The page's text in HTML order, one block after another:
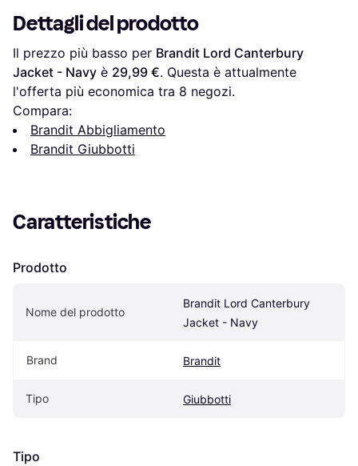
Dettagli del prodotto
Il prezzo più basso per Brandit Lord Canterbury
Jacket - Navy è 29,99 €. Questa è attualmente
l'offerta più economica tra 8 negozi.
Compara:
Brandit Abbigliamento
Brandit Giubbotti
Caratteristiche
Prodotto
Nome del prodotto
Brandit Lord Canterbury
Jacket - Navy
Brand Brandit
Tipo Giubbotti
Tipo